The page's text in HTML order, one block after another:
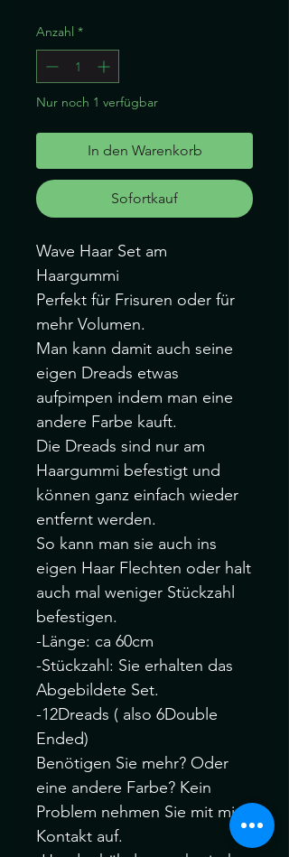
Anzahl *
Nur noch 1 verfügbar
In den Warenkorb
Sofortkauf
Wave Haar Set am
Haargummi
Perfekt für Frisuren oder für
mehr Volumen.
Man kann damit auch seine
eigen Dreads etwas
aufpimpen indem man eine
andere Farbe kauft.
Die Dreads sind nur am
Haargummi befestigt und
können ganz einfach wieder
entfernt werden.
So kann man sie auch ins
eigen Haar Flechten oder halt
auch mal weniger Stückzahl
befestigen.
-Länge: ca 60cm
-Stückzahl: Sie erhalten das
Abgebildete Set.
-12Dreads ( also 6Double
Ended)
Benötigen Sie mehr? Oder
eine andere Farbe? Kein
Problem nehmen Sie mit mir
Kontakt auf.